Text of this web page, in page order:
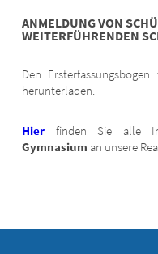
ANMELDUNG VON
WEITERFÜHRENDEN
Den
herunterladen.
Hier finden Sie alle
Gymnasium an unsere